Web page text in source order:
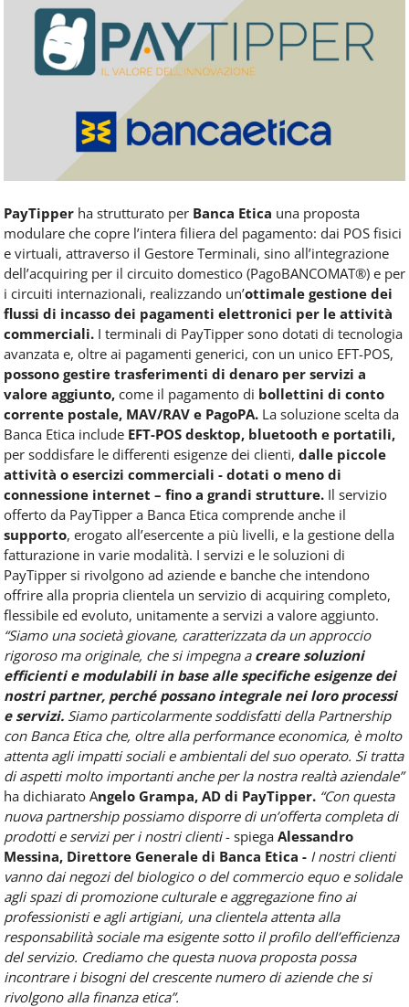
Service
tutte
comparto
PayTipper ha strutturato per Banca Etica una proposta
modulare che copre l’intera filiera del pagamento: dai POS fisici
e virtuali, attraverso il Gestore Terminali, sino all’integrazione
dell’acquiring per il circuito domestico (PagoBANCOMAT®) e per
i circuiti internazionali, realizzando un’ottimale gestione dei
flussi di incasso dei pagamenti elettronici per le attività
commerciali. I terminali di PayTipper sono dotati di tecnologia
avanzata e, oltre ai pagamenti generici, con un unico EFT-POS,
possono gestire trasferimenti di denaro per servizi a
valore aggiunto, come il pagamento di bollettini di conto
corrente postale, MAV/RAV e PagoPA. La soluzione scelta da
Banca Etica include EFT-POS desktop, bluetooth e portatili,
per soddisfare le differenti esigenze dei clienti, dalle piccole
attività o esercizi commerciali - dotati o meno di
connessione internet – fino a grandi strutture. Il servizio
offerto da PayTipper a Banca Etica comprende anche il
supporto, erogato all’esercente a più livelli, e la gestione della
fatturazione in varie modalità. I servizi e le soluzioni di
PayTipper si rivolgono ad aziende e banche che intendono
offrire alla propria clientela un servizio di acquiring completo,
flessibile ed evoluto, unitamente a servizi a valore aggiunto.
“Siamo una società giovane, caratterizzata da un approccio
rigoroso ma originale, che si impegna a creare soluzioni
efficienti e modulabili in base alle specifiche esigenze dei
nostri partner, perché possano integrale nei loro processi
e servizi. Siamo particolarmente soddisfatti della Partnership
con Banca Etica che, oltre alla performance economica, è molto
attenta agli impatti sociali e ambientali del suo operato. Si tratta
di aspetti molto importanti anche per la nostra realtà aziendale”
ha dichiarato Angelo Grampa, AD di PayTipper. “Con questa
nuova partnership possiamo disporre di un’offerta completa di
prodotti e servizi per i nostri clienti- spiega Alessandro
Messina, Direttore Generale di Banca Etica - I nostri clienti
vanno dai negozi del biologico o del commercio equo e solidale
agli spazi di promozione culturale e aggregazione fino ai
professionisti e agli artigiani, una clientela attenta alla
responsabilità sociale ma esigente sotto il profilo dell’efficienza
del servizio. Crediamo che questa nuova proposta possa
incontrare i bisogni del crescente numero di aziende che si
rivolgono alla finanza etica”.